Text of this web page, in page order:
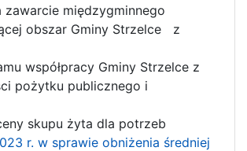
międzygminnego
obszar Gminy Strzelce z
współpracy Gminy Strzelce z
pożytku publicznego i
skupu żyta dla potrzeb
r. w sprawie obniżenia średniej